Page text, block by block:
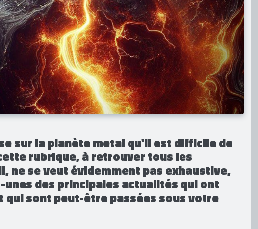
sur la planète metal qu'il est difficile de
rubrique, à retrouver tous les
ne se veut évidemment pas exhaustive,
des principales actualités qui ont
qui sont peut-être passées sous votre